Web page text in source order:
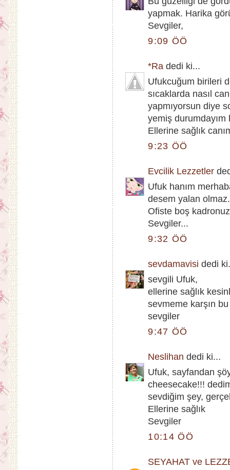
yapmak. Harika
Sevgiler,
9:09 ÖÖ
*Ra dedi ki...
Ufukcuğum birileri
sıcaklarda nasıl
yapmıyorsun diye
yemiş durumdayım
Ellerine sağlık
9:23 ÖÖ
Evcilik Lezzetler
Ufuk hanım
desem yalan
Ofiste boş kadronuz
Sevgiler...
9:32 ÖÖ
sevdamavisi dedi
sevgili Ufuk,
ellerine sağlık
sevmeme karşın
sevgiler
9:47 ÖÖ
Neslihan dedi ki...
Ufuk, sayfandan
cheesecake!!!
sevdiğim şey,
Ellerine sağlık
Sevgiler
10:14 ÖÖ
SEYAHAT ve